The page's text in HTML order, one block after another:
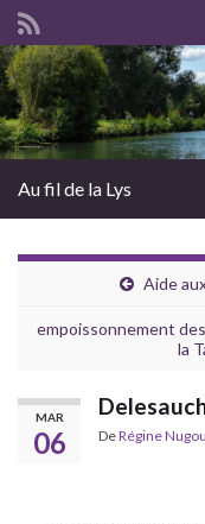
Au fil de la Lys
Aide
empoissonnement
la
MAR
06 DeRégine Nugou